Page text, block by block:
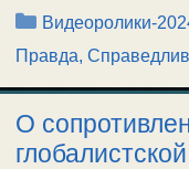
Рубрики
Видеоролики-
Правда,
О